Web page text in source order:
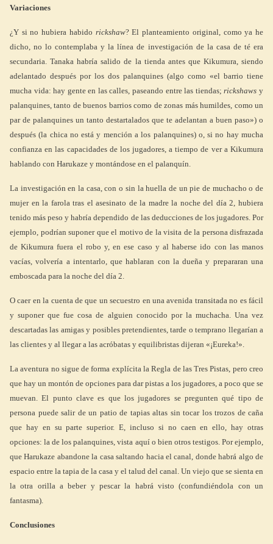
Variaciones
¿Y si no hubiera habido rickshaw? El planteamiento original, como ya he
dicho, no lo contemplaba y la línea de investigación de la casa de té era
secundaria. Tanaka habría salido de la tienda antes que Kikumura, siendo
adelantado después por los dos palanquines (algo como «el barrio tiene
mucha vida: hay gente en las calles, paseando entre las tiendas;rickshaws y
palanquines, tanto de buenos barrios como de zonas más humildes, como un
par de palanquines un tanto destartalados que te adelantan a buen paso») o
después (la chica no está y mención a los palanquines) o, si no hay mucha
confianza en las capacidades de los jugadores, a tiempo de ver a Kikumura
hablando con Harukaze y montándose en el palanquín.
La investigación en la casa, con o sin la huella de un pie de muchacho o de
mujer en la farola tras el asesinato de la madre la noche del día 2, hubiera
tenido más peso y habría dependido de las deducciones de los jugadores. Por
ejemplo, podrían suponer que el motivo de la visita de la persona disfrazada
de Kikumura fuera el robo y, en ese caso y al haberse ido con las manos
vacías, volvería a intentarlo, que hablaran con la dueña y prepararan una
emboscada para la noche del día 2.
O caer en la cuenta de que un secuestro en una avenida transitada no es fácil
y suponer que fue cosa de alguien conocido por la muchacha. Una vez
descartadas las amigas y posibles pretendientes, tarde o temprano llegarían a
las clientes y al llegar a las acróbatas y equilibristas dijeran «¡Eureka!».
La aventura no sigue de forma explícita la Regla de las Tres Pistas, pero creo
que hay un montón de opciones para dar pistas a los jugadores, a poco que se
muevan. El punto clave es que los jugadores se pregunten qué tipo de
persona puede salir de un patio de tapias altas sin tocar los trozos de caña
que hay en su parte superior. E, incluso si no caen en ello, hay otras
opciones: la de los palanquines, vista aquí o bien otros testigos. Por ejemplo,
que Harukaze abandone la casa saltando hacia el canal, donde habrá algo de
espacio entre la tapia de la casa y el talud del canal. Un viejo que se sienta en
la otra orilla a beber y pescar la habrá visto (confundiéndola con un
fantasma).
Conclusiones